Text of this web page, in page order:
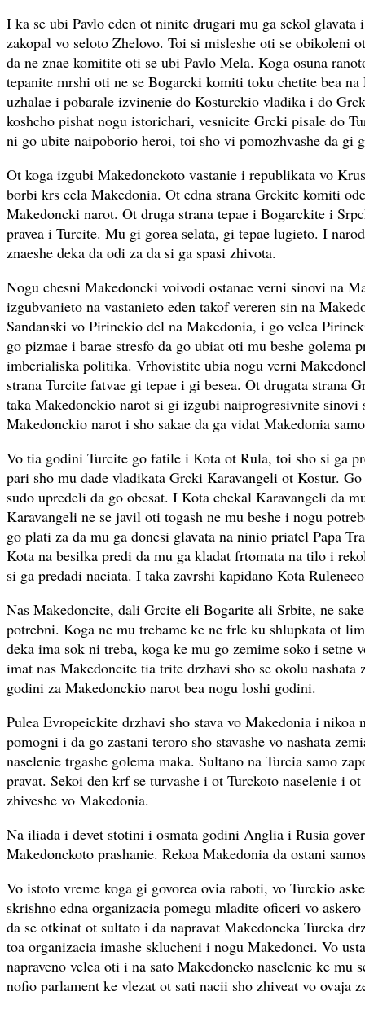
I ka se ubi Pavlo eden ot ninite drugari mu ga sekol glavata
zakopal vo seloto Zhelovo. Toi si misleshe oti se obikoleni
da ne znae komitite oti se ubi Pavlo Mela. Koga osuna
tepanite mrshi oti ne se Bogarcki komiti toku chetite bea
uzhalae i pobarale izvinenie do Kosturckio vladika i do
koshcho pishat nogu istorichari, vesnicite Grcki pisale do
ni go ubite naipoborio heroi, toi sho vi pomozhvashe da gi
Ot koga izgubi Makedonckoto vastanie i republikata vo
borbi krs cela Makedonia. Ot edna strana Grckite komiti
Makedoncki narot. Ot druga strana tepae i Bogarckite i
pravea i Turcite. Mu gi gorea selata, gi tepae lugieto. I
znaeshe deka da odi za da si ga spasi zhivota.
Nogu chesni Makedoncki voivodi ostanae verni sinovi na
izgubvanieto na vastanieto eden takof vereren sin na
Sandanski vo Pirinckio del na Makedonia, i go velea
go pizmae i barae stresfo da go ubiat oti mu beshe golema
imberialiska politika. Vrhovistite ubia nogu verni
strana Turcite fatvae gi tepae i gi besea. Ot drugata strana
taka Makedonckio narot si gi izgubi naiprogresivnite sinovi
Makedonckio narot i sho sakae da ga vidat Makedonia
Vo tia godini Turcite go fatile i Kota ot Rula, toi sho si ga
pari sho mu dade vladikata Grcki Karavangeli ot Kostur.
sudo upredeli da go obesat. I Kota chekal Karavangeli da
Karavangeli ne se javil oti togash ne mu beshe i nogu
go plati za da mu ga donesi glavata na ninio priatel Papa
Kota na besilka predi da mu ga kladat frtomata na tilo i
si ga predadi naciata. I taka zavrshi kapidano Kota
Nas Makedoncite, dali Grcite eli Bogarite ali Srbite, ne
potrebni. Koga ne mu trebame ke ne frle ku shlupkata ot
deka ima sok ni treba, koga ke mu go zemime soko i setne
imat nas Makedoncite tia trite drzhavi sho se okolu
godini za Makedonckio narot bea nogu loshi godini.
Pulea Evropeickite drzhavi sho stava vo Makedonia i nikoa
pomogni i da go zastani teroro sho stavashe vo nashata
naselenie trgashe golema maka. Sultano na Turcia samo
pravat. Sekoi den krf se turvashe i ot Turckoto naselenie i
zhiveshe vo Makedonia.
Na iliada i devet stotini i osmata godini Anglia i Rusia
Makedonckoto prashanie. Rekoa Makedonia da ostani
Vo istoto vreme koga gi govorea ovia raboti, vo Turckio
skrishno edna organizacia pomegu mladite oficeri vo
da se otkinat ot sultato i da napravat Makedoncka Turcka
toa organizacia imashe sklucheni i nogu Makedonci. Vo
napraveno velea oti i na sato Makedoncko naselenie ke mu
nofio parlament ke vlezat ot sati nacii sho zhiveat vo ovaja